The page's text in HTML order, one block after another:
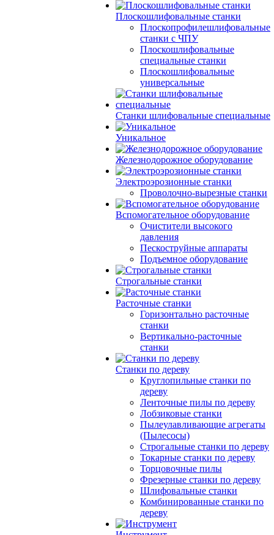
Плоскошлифовальные станки
Плоскопрофилешлифовальные
станки с ЧПУ
Плоскошлифовальные
специальные станки
Плоскошлифовальные
универсальные
Станки шлифовальные специальные
Уникальное
Железнодорожное оборудование
Электроэрозионные станки
Проволочно-вырезные станки
Вспомогательное оборудование
Очистители высокого
давления
Пескоструйные аппараты
Подъемное оборудование
Строгальные станки
Расточные станки
Горизонтально расточные
станки
Вертикально-расточные
станки
Станки по дереву
Круглопильные станки по
дереву
Ленточные пилы по дереву
Лобзиковые станки
Пылеулавливающие агрегаты
(Пылесосы)
Строгальные станки по дереву
Токарные станки по дереву
Торцовочные пилы
Фрезерные станки по дереву
Шлифовальные станки
Комбинированные станки по
дереву